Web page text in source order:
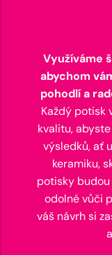
Využíváme
abychom
pohodlí a
Každý potisk
kvalitu,
výsledků, ať
keramiku,
potisky budou
odolné vůči
váš návrh si